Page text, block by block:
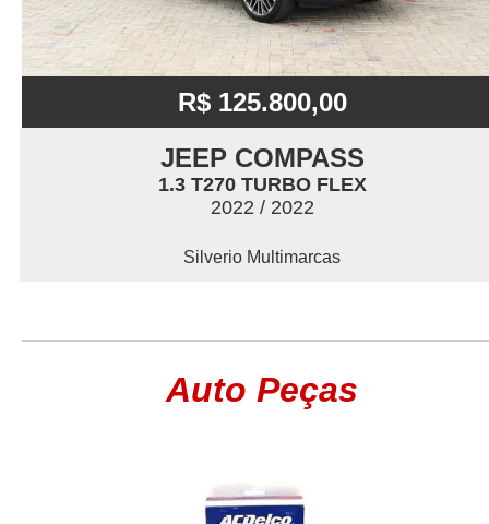
R$ 125.800,00
JEEP COMPASS
1.3 T270 TURBO FLEX
2022 / 2022
Silverio Multimarcas
Auto Peças